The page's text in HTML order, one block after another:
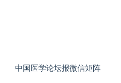
中国医学论坛报微信矩阵